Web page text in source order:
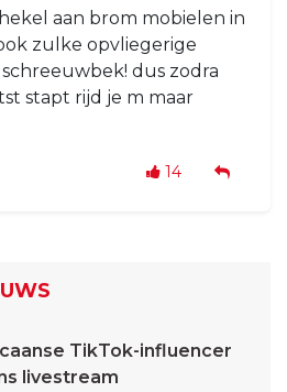
aan brom mobielen in
zulke opvliegerige
dus zodra
stapt rijd je m maar
14
TikTok-influencer
livestream